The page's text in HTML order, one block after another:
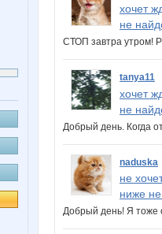
хочет
не
СТОП завтра утром!
tanya11
хочет
не
Добрый день. Когда
naduska
не
ниже
Добрый день! Я тоже